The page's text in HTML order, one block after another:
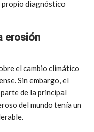
diagnóstico
erosión
el cambio climático
Sin embargo, el
de la principal
del mundo tenía un